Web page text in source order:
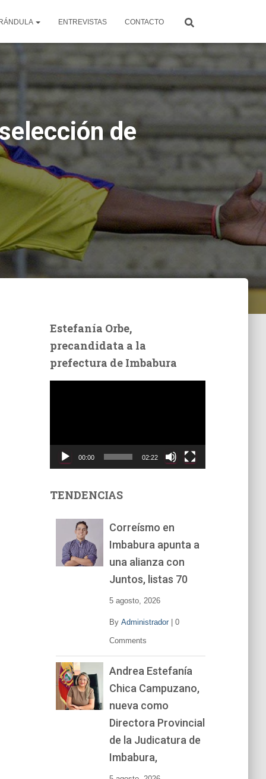
ENTREVISTAS CONTACTO
de
Estefanía Orbe,
precandidata a la
prefectura de Imbabura
t
00:00 02:22
TENDENCIAS
Correísmo en
Imbabura apunta a
una alianza con
Juntos, listas 70
5 agosto, 2026
By Administrador| 0
Comments
Andrea Estefanía
Chica Campuzano,
nueva como
Directora Provincial
de la Judicatura de
Imbabura,